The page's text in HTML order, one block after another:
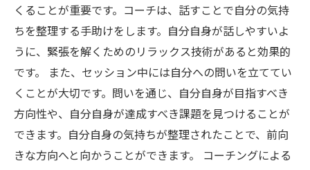
くることが重要です。コーチは、話すことで自分の気持
ちを整理する手助けをします。自分自身が話しやすいよ
うに、緊張を解くためのリラックス技術があると効果的
です。 また、セッション中には自分への問いを立ててい
くことが大切です。問いを通じ、自分自身が目指すべき
方向性や、自分自身が達成すべき課題を見つけることが
できます。自分自身の気持ちが整理されたことで、前向
きな方向へと向かうことができます。 コーチングによる